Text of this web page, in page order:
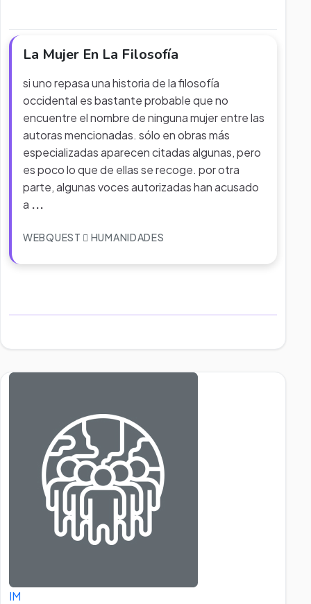
La Mujer En La Filosofía
si uno repasa una historia de la filosofía
occidental es bastante probable que no
encuentre el nombre de ninguna mujer entre las
autoras mencionadas. sólo en obras más
especializadas aparecen citadas algunas, pero
es poco lo que de ellas se recoge. por otra
parte, algunas voces autorizadas han acusado
a ...
WEBQUEST HUMANIDADES
IM